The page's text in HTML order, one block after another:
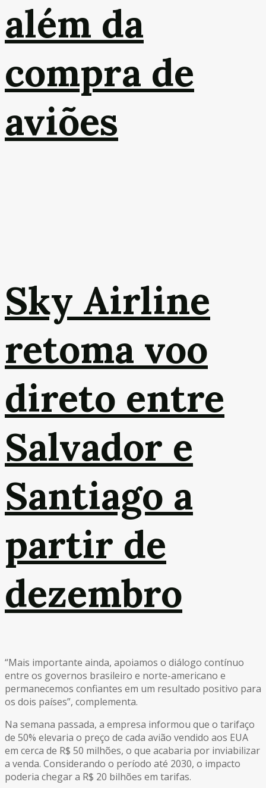
além da
compra de
aviões
Sky Airline
retoma voo
direto entre
Salvador e
Santiago a
partir de
dezembro
“Mais importante ainda, apoiamos o diálogo contínuo
entre os governos brasileiro e norte-americano e
permanecemos confiantes em um resultado positivo para
os dois países”, complementa.
Na semana passada, a empresa informou que o tarifaço
de 50% elevaria o preço de cada avião vendido aos EUA
em cerca de R$ 50 milhões, o que acabaria por inviabilizar
a venda. Considerando o período até 2030, o impacto
poderia chegar a R$ 20 bilhões em tarifas.